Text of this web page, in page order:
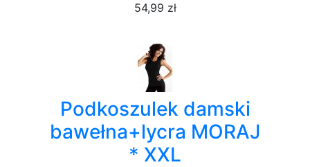
54,99 zł
Podkoszulek damski
bawełna+lycra MORAJ
* XXL